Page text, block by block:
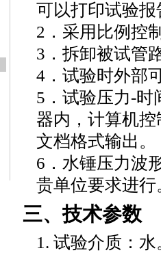
可以打印试验报
2．采用比例控
3．拆卸被试管
4．试验时外部
5．试验压力-时
器内，计算机
文档格式输出。
6．水锤压力波
贵单位要求进行
三、技术参数
1. 试验介质：水